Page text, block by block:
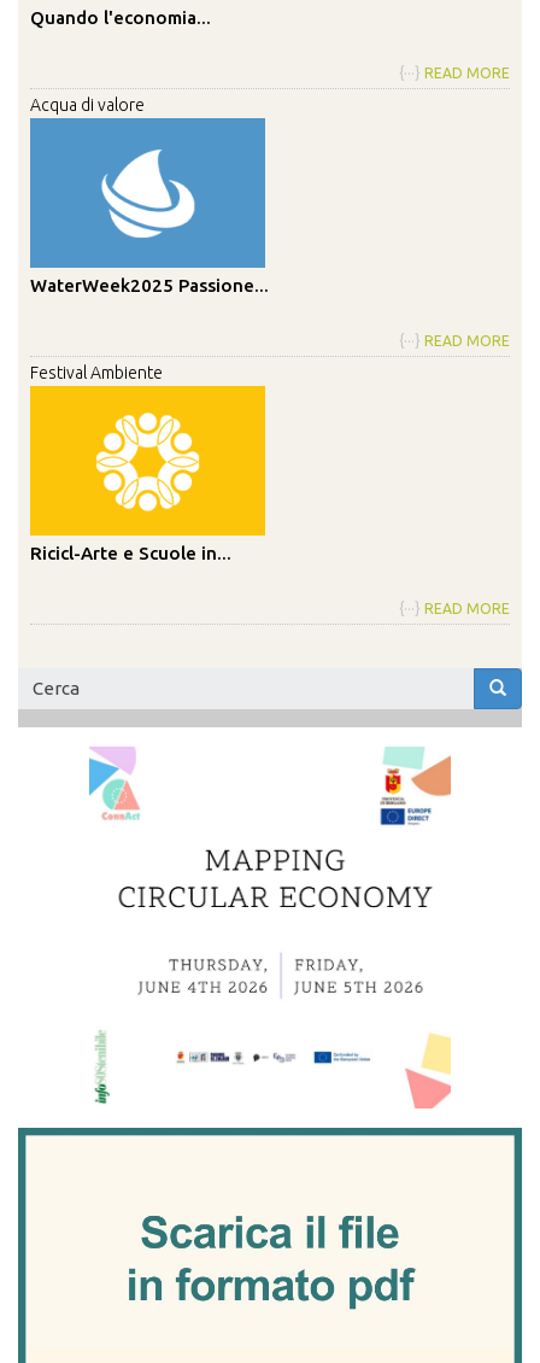
Quando l'economia...
{···} READ MORE
Acqua di valore
WaterWeek2025 Passione...
{···} READ MORE
Festival Ambiente
Ricicl-Arte e Scuole in...
{···} READ MORE
Form
di
ricerca